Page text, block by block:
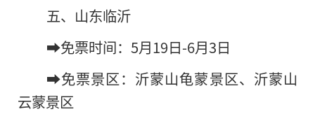
五、山东临沂
➡️免票时间：5月19日-6月3日
➡️免票景区：沂蒙山龟蒙景区、沂蒙山
云蒙景区